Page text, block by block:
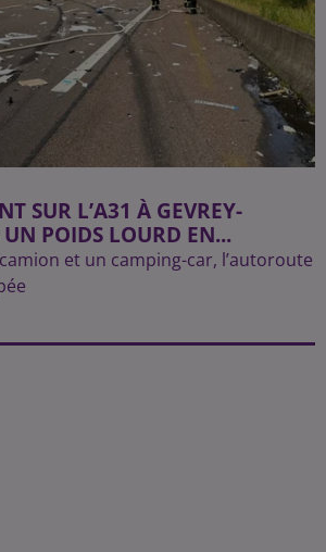
SUR L’A31 À GEVREY-
POIDS LOURD EN...
et un camping-car, l’autoroute